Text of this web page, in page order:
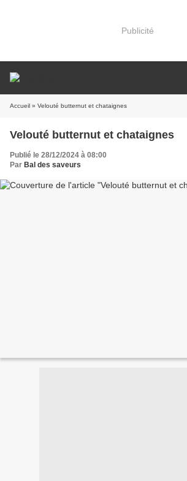
Publicité
Accueil » Velouté butternut et chataignes
Velouté butternut et chataignes
Publié le 28/12/2024 à 08:00
Par Bal des saveurs